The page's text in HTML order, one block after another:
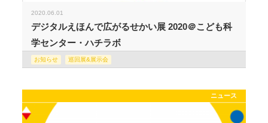
2020.06.01
デジタルえほんで広がるせかい展 2020＠こども科
学センター・ハチラボ
お知らせ 巡回展&展示会
ニュース